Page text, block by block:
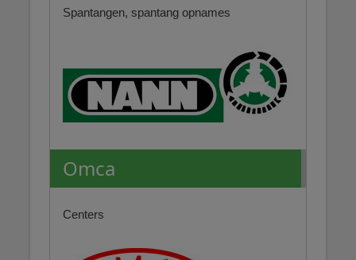
Spantangen, spantang opnames
Omca
Centers